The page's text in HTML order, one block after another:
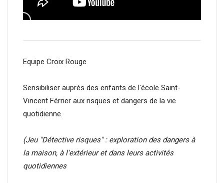
Equipe Croix Rouge
Sensibiliser auprès des enfants de l'école Saint-
Vincent Férrier aux risques et dangers de la vie
quotidienne.
(Jeu "Détective risques" : exploration des dangers à
la maison, à l'extérieur et dans leurs activités
quotidiennes